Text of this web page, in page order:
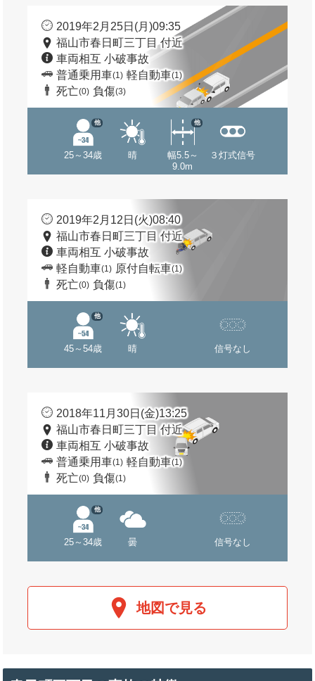
2019年2月25日(月)09:35
福山市春日町三丁目 付近
車両相互 小破事故
普通乗用車(1) 軽自動車(1)
死亡(0) 負傷(3)
25～34歳
他
晴
幅5.5～
9.0m
他
３灯式信号
2019年2月12日(火)08:40
福山市春日町三丁目 付近
車両相互 小破事故
軽自動車(1) 原付自転車(1)
死亡(0) 負傷(1)
45～54歳
他
晴 信号なし
2018年11月30日(金)13:25
福山市春日町三丁目 付近
車両相互 小破事故
普通乗用車(1) 軽自動車(1)
死亡(0) 負傷(1)
25～34歳
他
曇 信号なし
地図で見る